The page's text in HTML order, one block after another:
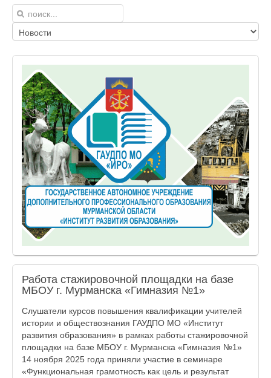
Работа стажировочной площадки на базе
МБОУ г. Мурманска «Гимназия №1»
Слушатели курсов повышения квалификации учителей
истории и обществознания ГАУДПО МО «Институт
развития образования» в рамках работы стажировочной
площадки на базе МБОУ г. Мурманска «Гимназия №1»
14 ноября 2025 года приняли участие в семинаре
«Функциональная грамотность как цель и результат